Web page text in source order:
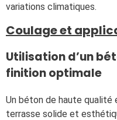
variations climatiques.
Coulage et
Utilisation d’un
finition optimale
Un béton de haute qualité
terrasse solide et